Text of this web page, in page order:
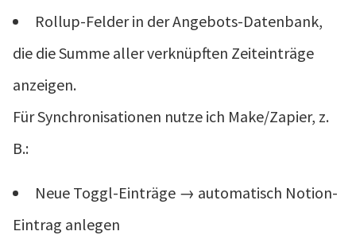
Rollup-Felder in der Angebots-Datenbank,
die die Summe aller verknüpften Zeiteinträge
anzeigen.
Für Synchronisationen nutze ich Make/Zapier, z.
B.:
Neue Toggl-Einträge → automatisch Notion-
Eintrag anlegen